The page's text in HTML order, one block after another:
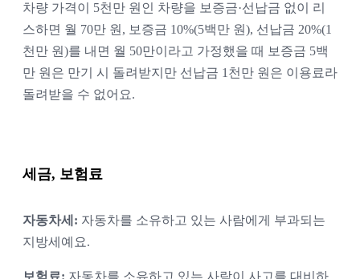
차량 가격이 5천만 원인 차량을 보증금·선납금 없이 리
스하면 월 70만 원, 보증금 10%(5백만 원), 선납금 20%(1
천만 원)를 내면 월 50만이라고 가정했을 때 보증금 5백
만 원은 만기 시 돌려받지만 선납금 1천만 원은 이용료라
돌려받을 수 없어요.
세금, 보험료
자동차세: 자동차를 소유하고 있는 사람에게 부과되는
지방세예요.